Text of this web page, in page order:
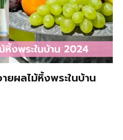
ยผลไม้หิ้งพระในบ้าน